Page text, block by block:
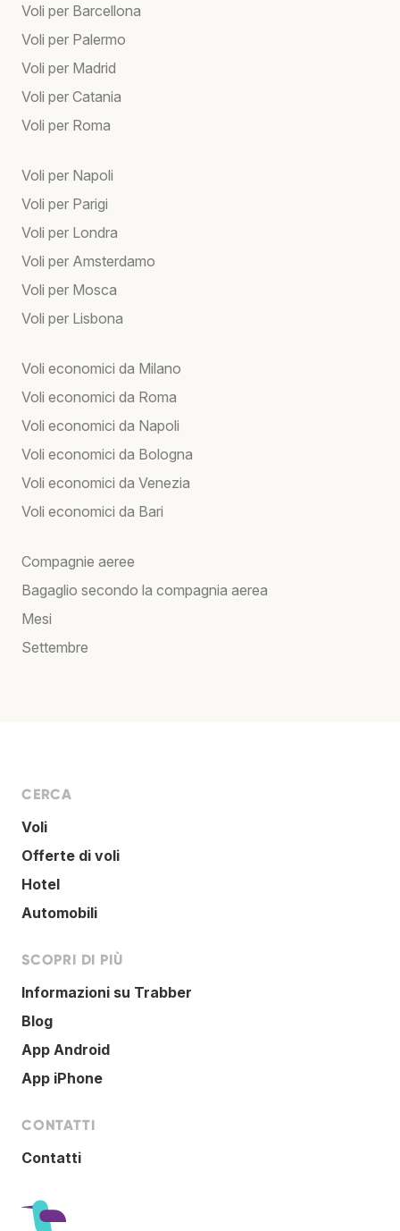
Voli per Barcellona
Voli per Palermo
Voli per Madrid
Voli per Catania
Voli per Roma
Voli per Napoli
Voli per Parigi
Voli per Londra
Voli per Amsterdamo
Voli per Mosca
Voli per Lisbona
Voli economici da Milano
Voli economici da Roma
Voli economici da Napoli
Voli economici da Bologna
Voli economici da Venezia
Voli economici da Bari
Compagnie aeree
Bagaglio secondo la compagnia aerea
Mesi
Settembre
CERCA
Voli
Offerte di voli
Hotel
Automobili
SCOPRI DI PIÙ
Informazioni su Trabber
Blog
App Android
App iPhone
CONTATTI
Contatti